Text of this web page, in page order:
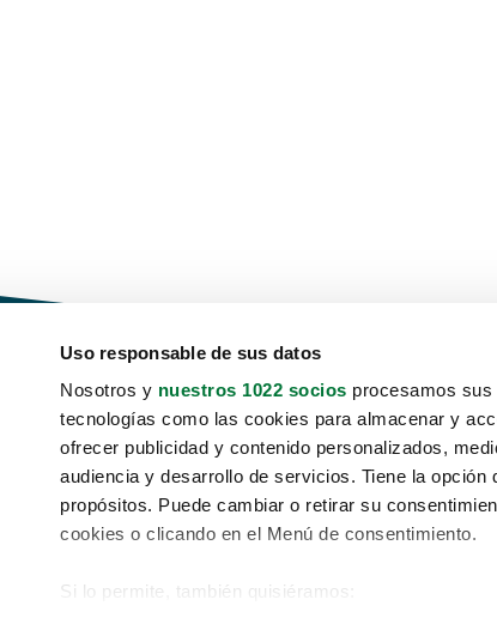
Uso responsable de sus datos
Nosotros y nuestros 1022 socios procesamos
tecnologías como las cookies para almacenar y
ofrecer publicidad y contenido personalizados,
audiencia y desarrollo de servicios. Tiene la
propósitos. Puede cambiar o retirar su
cookies o clicando en el Menú de consentimiento.
Si lo permite, también quisiéramos: